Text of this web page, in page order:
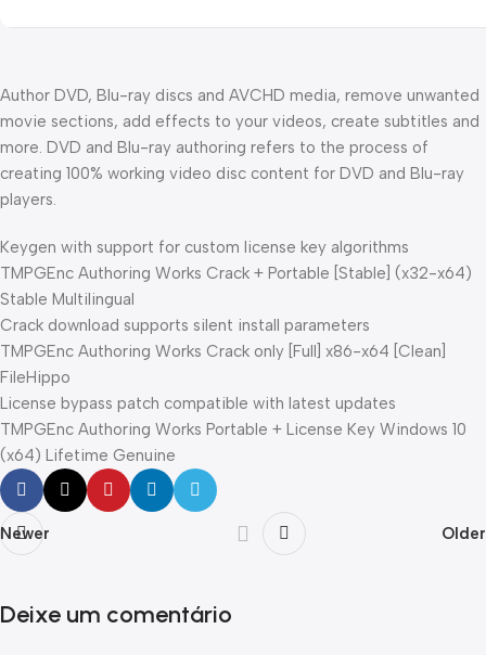
Author DVD, Blu-ray discs and AVCHD media, remove unwanted
movie sections, add effects to your videos, create subtitles and
more. DVD and Blu-ray authoring refers to the process of
creating 100% working video disc content for DVD and Blu-ray
players.
Keygen with support for custom license key algorithms
TMPGEnc Authoring Works Crack + Portable [Stable] (x32-x64)
Stable Multilingual
Crack download supports silent install parameters
TMPGEnc Authoring Works Crack only [Full] x86-x64 [Clean]
FileHippo
License bypass patch compatible with latest updates
TMPGEnc Authoring Works Portable + License Key Windows 10
(x64) Lifetime Genuine
Newer Older
Deixe um comentário